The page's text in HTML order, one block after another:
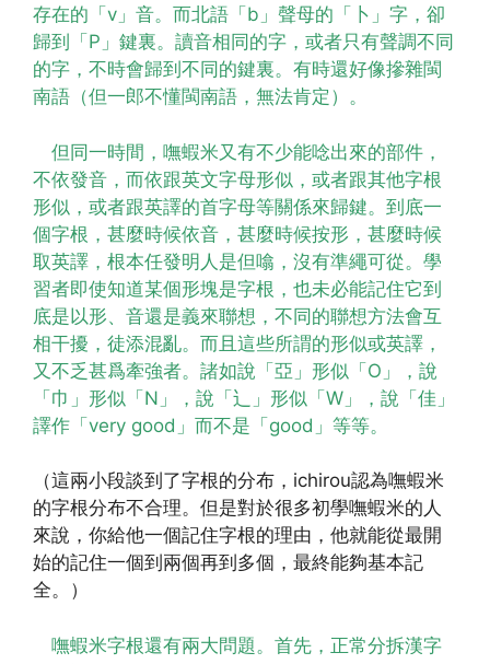
存在的「v」音。而北語「b」聲母的「卜」字，卻
歸到「P」鍵裏。讀音相同的字，或者只有聲調不同
的字，不時會歸到不同的鍵裏。有時還好像摻雜閩
南語（但一郎不懂閩南語，無法肯定）。
但同一時間，嘸蝦米又有不少能唸出來的部件，
不依發音，而依跟英文字母形似，或者跟其他字根
形似，或者跟英譯的首字母等關係來歸鍵。到底一
個字根，甚麼時候依音，甚麼時候按形，甚麼時候
取英譯，根本任發明人是但噏，沒有準繩可從。學
習者即使知道某個形塊是字根，也未必能記住它到
底是以形、音還是義來聯想，不同的聯想方法會互
相干擾，徒添混亂。而且這些所謂的形似或英譯，
又不乏甚爲牽強者。諸如說「亞」形似「O」，說
「巾」形似「N」，說「辶」形似「W」，說「佳」
譯作「very good」而不是「good」等等。
（這兩小段談到了字根的分布，ichirou認為嘸蝦米
的字根分布不合理。但是對於很多初學嘸蝦米的人
來說，你給他一個記住字根的理由，他就能從最開
始的記住一個到兩個再到多個，最終能夠基本記
全。）
嘸蝦米字根還有兩大問題。首先，正常分拆漢字